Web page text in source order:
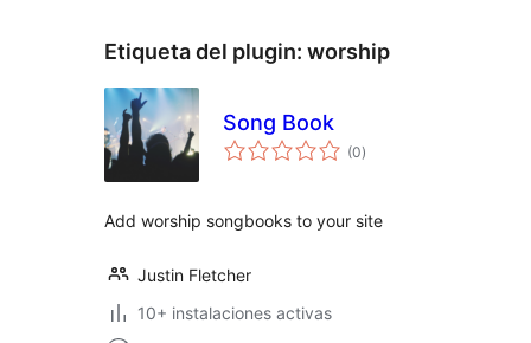
Etiqueta del plugin: worship
Song Book
(0total
de
)
Add worship songbooks to your site
Justin Fletcher
10+ instalaciones activas